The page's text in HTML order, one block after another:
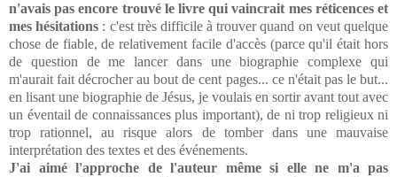
n'avais pas encore trouvé le livre qui vaincrait mes réticences et
mes hésitations : c'est très difficile à trouver quand on veut quelque
chose de fiable, de relativement facile d'accès (parce qu'il était hors
de question de me lancer dans une biographie complexe qui
m'aurait fait décrocher au bout de cent pages... ce n'était pas le but...
en lisant une biographie de Jésus, je voulais en sortir avant tout avec
un éventail de connaissances plus important), de ni trop religieux ni
trop rationnel, au risque alors de tomber dans une mauvaise
interprétation des textes et des événements.
J'ai aimé l'approche de l'auteur même si elle ne m'a pas